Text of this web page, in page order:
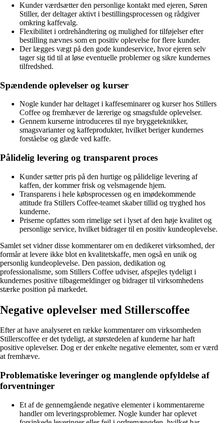
Kunder værdsætter den personlige kontakt med ejeren, Søren
Stiller, der deltager aktivt i bestillingsprocessen og rådgiver
omkring kaffevalg.
Flexibilitet i ordrehåndtering og mulighed for tilføjelser efter
bestilling nævnes som en positiv oplevelse for flere kunder.
Der lægges vægt på den gode kundeservice, hvor ejeren selv
tager sig tid til at løse eventuelle problemer og sikre kundernes
tilfredshed.
Spændende oplevelser og kurser
Nogle kunder har deltaget i kaffeseminarer og kurser hos Stillers
Coffee og fremhæver de lærerige og smagsfulde oplevelser.
Gennem kurserne introduceres til nye bryggeteknikker,
smagsvarianter og kaffeprodukter, hvilket beriger kundernes
forståelse og glæde ved kaffe.
Pålidelig levering og transparent proces
Kunder sætter pris på den hurtige og pålidelige levering af
kaffen, der kommer frisk og velsmagende hjem.
Transparens i hele købsprocessen og en imødekommende
attitude fra Stillers Coffee-teamet skaber tillid og tryghed hos
kunderne.
Priserne opfattes som rimelige set i lyset af den høje kvalitet og
personlige service, hvilket bidrager til en positiv kundeoplevelse.
Samlet set vidner disse kommentarer om en dedikeret virksomhed, der
formår at levere ikke blot en kvalitetskaffe, men også en unik og
personlig kundeoplevelse. Den passion, dedikation og
professionalisme, som Stillers Coffee udviser, afspejles tydeligt i
kundernes positive tilbagemeldinger og bidrager til virksomhedens
stærke position på markedet.
Negative oplevelser med Stillerscoffee
Efter at have analyseret en række kommentarer om virksomheden
Stillerscoffee er det tydeligt, at størstedelen af kunderne har haft
positive oplevelser. Dog er der enkelte negative elementer, som er værd
at fremhæve.
Problematiske leveringer og manglende opfyldelse af
forventninger
Et af de gennemgående negative elementer i kommentarerne
handler om leveringsproblemer. Nogle kunder har oplevet